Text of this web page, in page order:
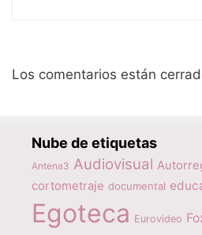
Los comentarios están
Nube de etiquetas
Antena3 Audiovisual
cortometraje documental
Egoteca Eurovideo